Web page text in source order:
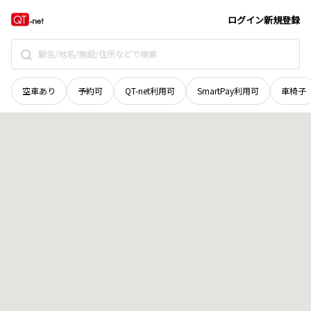
ログイン新規登録
空車あり 予約可 QT-net利用可 SmartPay利用可 車椅子
和歌山県